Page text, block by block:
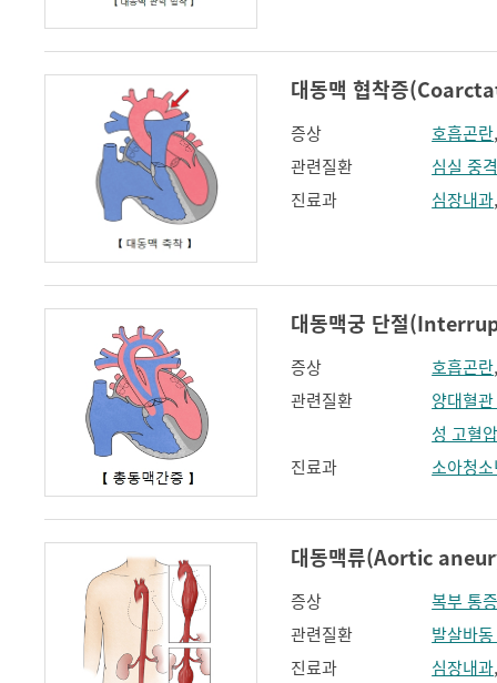
대동맥 협착증
증상 호흡곤란
관련질환
심실 중
진료과
심장내과
대동맥궁 단절
증상 호흡곤란
관련질환
양대혈
성 고혈
진료과
소아청
대동맥류(Aortic
증상
복부 통
관련질환
발살바
진료과
심장내과